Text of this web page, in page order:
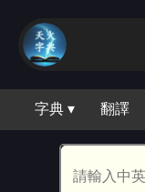
字典 ▾ 翻譯